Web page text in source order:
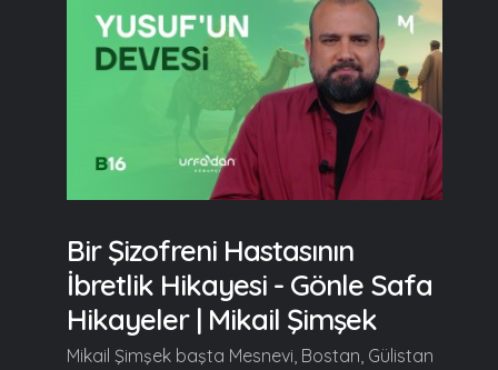
Bir Şizofreni Hastasının
İbretlik Hikayesi - Gönle Safa
Hikayeler | Mikail Şimşek
Mikail Şimşek başta Mesnevi, Bostan, Gülistan